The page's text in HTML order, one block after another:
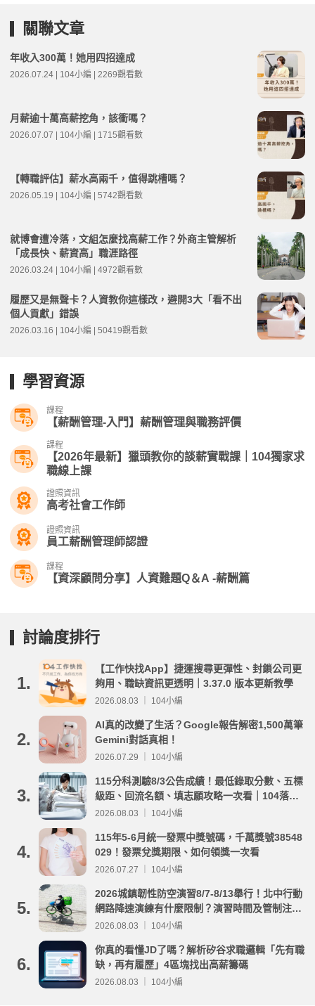
關聯文章
年收入300萬！她用四招達成
2026.07.24 | 104小編 | 2269觀看數
月薪逾十萬高薪挖角，該衝嗎？
2026.07.07 | 104小編 | 1715觀看數
【轉職評估】薪水高兩千，值得跳槽嗎？
2026.05.19 | 104小編 | 5742觀看數
就博會遭冷落，文組怎麼找高薪工作？外商主管解析
「成長快、薪資高」職涯路徑
2026.03.24 | 104小編 | 4972觀看數
履歷又是無聲卡？人資教你這樣改，避開3大「看不出
個人貢獻」錯誤
2026.03.16 | 104小編 | 50419觀看數
學習資源
課程
【薪酬管理-入門】薪酬管理與職務評價
課程
【2026年最新】獵頭教你的談薪實戰課｜104獨家求
職線上課
證照資訊
高考社會工作師
證照資訊
員工薪酬管理師認證
課程
【資深顧問分享】人資難題Q＆A -薪酬篇
討論度排行
1.
【工作快找App】捷運搜尋更彈性、封鎖公司更
夠用、職缺資訊更透明｜3.37.0 版本更新教學
2026.08.03 ｜ 104小編
2.
AI真的改變了生活？Google報告解密1,500萬筆
Gemini對話真相！
2026.07.29 ｜ 104小編
3.
115分科測驗8/3公告成績！最低錄取分數、五標
級距、回流名額、填志願攻略一次看｜104落點
分析
2026.08.03 ｜ 104小編
4.
115年5-6月統一發票中獎號碼，千萬獎號38548
029！發票兌獎期限、如何領獎一次看
2026.07.27 ｜ 104小編
5.
2026城鎮韌性防空演習8/7-8/13舉行！北中行動
網路降速演練有什麼限制？演習時間及管制注意
事項整理
2026.08.03 ｜ 104小編
6.
你真的看懂JD了嗎？解析矽谷求職邏輯「先有職
缺，再有履歷」4區塊找出高薪籌碼
2026.08.03 ｜ 104小編